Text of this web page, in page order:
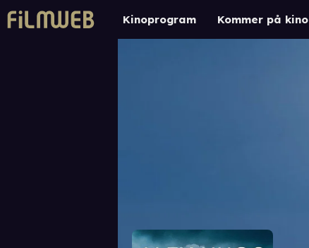
Kinoprogram Kommer på kino